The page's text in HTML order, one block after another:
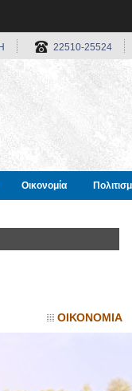
22510-25524
Οικονομία
ΟΙΚΟΝΟΜΙΑ